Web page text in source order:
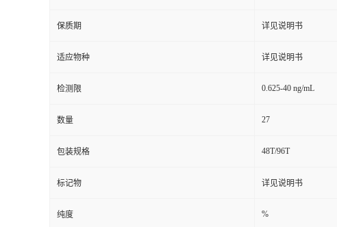
保质期 详见说明书
适应物种 详见说明书
检测限 0.625-40 ng/mL
数量 27
包装规格 48T/96T
标记物 详见说明书
纯度 %